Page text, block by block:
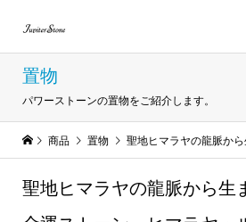
置物
パワーストーンの置物をご紹介します。
商品 置物 聖地ヒマラヤの龍脈から生まれた「特別な金運ストーン」
聖地ヒマラヤの龍脈から生